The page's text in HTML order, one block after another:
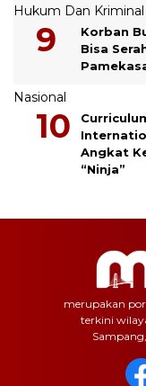
Hukum Dan Kriminal
Korban
Bisa
Nasional
Angkat
“Ninja”
merupakan
terkini